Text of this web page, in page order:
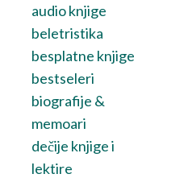
audio knjige
beletristika
besplatne knjige
bestseleri
biografije &
memoari
dečije knjige i
lektire